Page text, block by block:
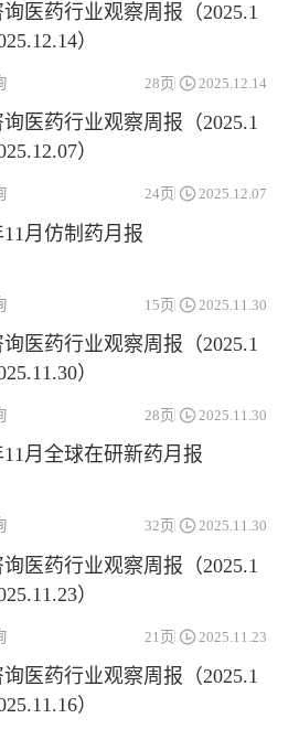
立项评估
感觉系统药物
杂类
生殖泌尿系统和性激素类药物
神经系统药物
肌肉-骨骼系统药物
医药行业观察周报（2025.1
）
28页 2025.12.14
医药行业观察周报（2025.1
）
24页 2025.12.07
11月仿制药月报
15页 2025.11.30
医药行业观察周报（2025.1
）
28页 2025.11.30
11月全球在研新药月报
32页 2025.11.30
医药行业观察周报（2025.1
）
21页 2025.11.23
医药行业观察周报（2025.1
）